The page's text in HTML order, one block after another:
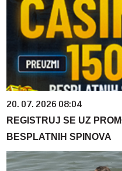
20. 07. 2026 08:04
REGISTRUJ SE UZ
BESPLATNIH SPINOVA